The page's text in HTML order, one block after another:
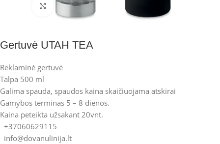
Click to enlarge
Gertuvė UTAH TEA
Reklaminė gertuvė
Talpa 500 ml
Galima spauda, spaudos kaina skaičiuojama atskirai
Gamybos terminas 5 – 8 dienos.
Kaina peteikta užsakant 20vnt.
+37060629115
info@dovanulinija.lt